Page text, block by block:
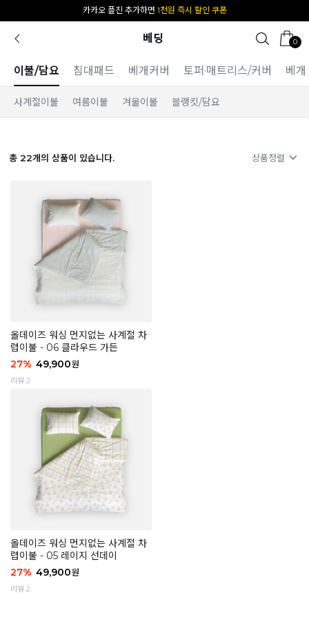
카카오 플친 추가하면 1천원 즉시 할인 쿠폰
베딩 0
이불/담요 침대패드 베개커버 토퍼·매트리스/커버 베개
사계절이불 여름이불 겨울이불 블랭킷/담요
총 22개의 상품이 있습니다. 상품정렬
올데이즈 워싱 먼지없는 사계절 차
렵이불 - 06 클라우드 가든
27% 49,900원
리뷰 2
올데이즈 워싱 먼지없는 사계절 차
렵이불 - 05 레이지 선데이
27% 49,900원
리뷰 2